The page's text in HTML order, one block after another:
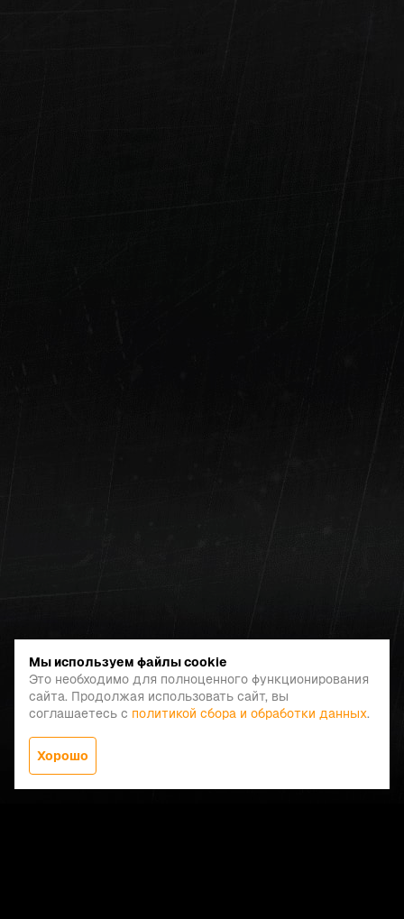
Мы используем файлы cookie
Это необходимо для полноценного функционирования
сайта. Продолжая использовать сайт, вы
соглашаетесь с политикой сбора и обработки данных.
Хорошо